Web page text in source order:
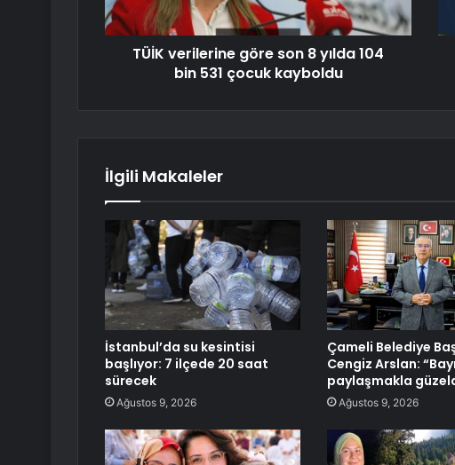
TÜİK verilerine göre son 8 yılda 104
bin 531 çocuk kayboldu
İlgili Makaleler
İstanbul’da su kesintisi
başlıyor: 7 ilçede 20 saat
sürecek
Ağustos 9, 2026
Çameli Belediye
Cengiz Arslan:
paylaşmakla
Ağustos 9, 2026